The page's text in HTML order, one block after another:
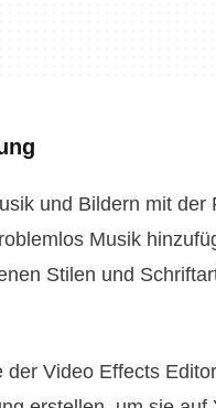
und Bildern mit
Musik
Stilen und
Video Effects